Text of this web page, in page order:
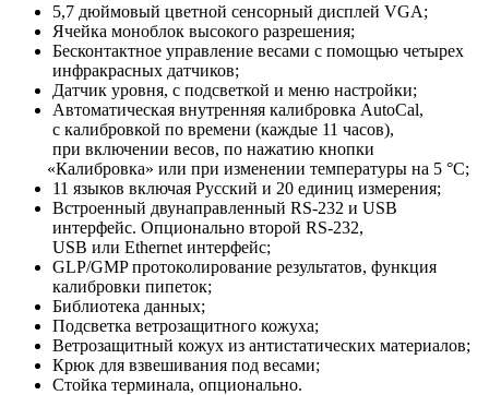
5,7 дюймовый цветной сенсорный дисплей VGA;
Ячейка моноблок высокого разрешения;
Бесконтактное управление весами с помощью четырех
инфракрасных датчиков;
Датчик уровня, с подсветкой и меню настройки;
Автоматическая внутренняя калибровка AutoCal,
с калибровкой по времени (каждые 11 часов),
при включении весов, по нажатию кнопки
«Калибровка» или при изменении температуры на 5 °С;
11 языков включая Русский и 20 единиц измерения;
Встроенный двунаправленный RS-232 и USB
интерфейс. Опционально второй RS-232,
USB или Ethernet интерфейс;
GLP/GMP протоколирование результатов, функция
калибровки пипеток;
Библиотека данных;
Подсветка ветрозащитного кожуха;
Ветрозащитный кожух из антистатических материалов;
Крюк для взвешивания под весами;
Стойка терминала, опционально.